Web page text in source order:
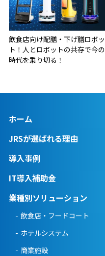
飲食店向け配膳・下げ膳ロボッ
ト！人とロボットの共存で今の
時代を乗り切る！
ホーム
JRSが選ばれる理由
導入事例
IT導入補助金
業種別ソリューション
飲食店・フードコート
ホテルシステム
商業施設